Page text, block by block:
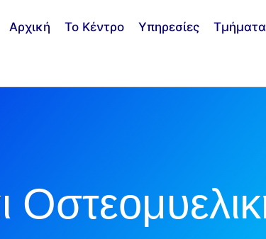
Αρχική Το Κέντρο Υπηρεσίες Τμήματα